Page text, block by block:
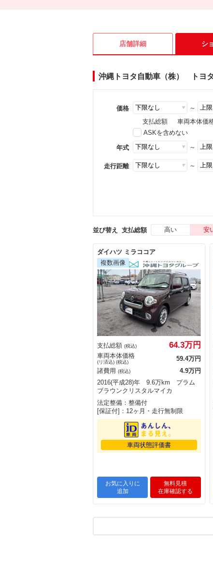
店舗詳細 シ
沖縄トヨタ自動車（株） トヨ
価格
～
支払総額
車両本体価
ASKを含めない
年式 ～
走行距離 ～
並び替え 支払総額 高い 安
ダイハツ ミラココア
支払総額 (税込) 64.3万円
車両本体価格
(リ済込) (税込)
59.4万円
諸費用 (税込)
4.9万円
2016(平成28)年 9.6万km プラム
ブラウンクリスタルマイカ
法定整備：整備付
[保証付]：12ヶ月・走行無制限
車両状態評価書
お気に入りに
追加
無料見積
在庫確認する